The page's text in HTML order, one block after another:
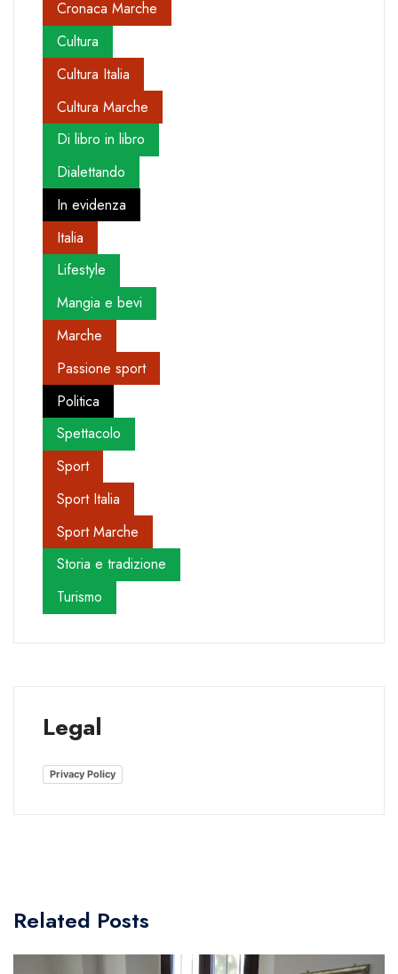
Cronaca Marche
Cultura
Cultura Italia
Cultura Marche
Di libro in libro
Dialettando
In evidenza
Italia
Lifestyle
Mangia e bevi
Marche
Passione sport
Politica
Spettacolo
Sport
Sport Italia
Sport Marche
Storia e tradizione
Turismo
Legal
Privacy Policy
Related Posts